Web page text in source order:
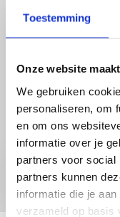
Toestemming
Onze website
We gebruiken
personaliseren, om
en om ons
informatie over je
partners voor social
partners kunnen
informatie die je
verzameld op basis
Ontvang de beste
* Lees hier de wettelijke